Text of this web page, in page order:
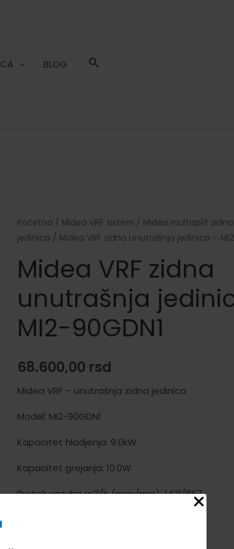
BLOG
Početna / Midea VRF sistem / Midea multisplit
jedinica / Midea VRF zidna unutrašnja jedinica –
Midea VRF zidna
unutrašnja
MI2-90GDN1
68.600,00 rsd
Midea VRF – unutrašnja zidna jedinica
Model: MI2-90GDN1
Kapacitet hladjenja: 9.0kW
Kapacitet grejanja: 10.0W
Protok vazuha m3/h (max/min): 1421/867